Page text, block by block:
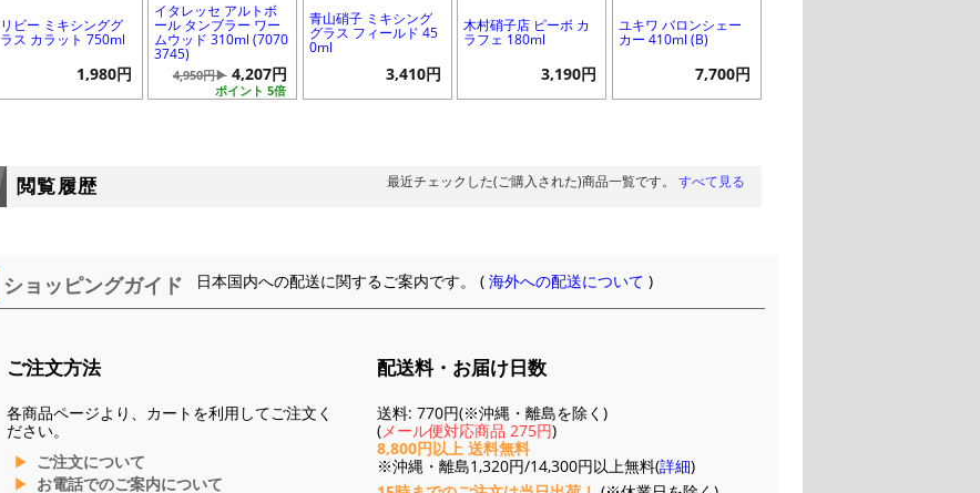
リビー ミキシンググ
ラス カラット 750ml
1,980円
イタレッセ アルトボ
ール タンブラー ワー
ムウッド 310ml (7070
3745)
ポイント 5倍
4,950円▶ 4,207円
青山硝子 ミキシング
グラス フィールド 45
0ml
3,410円
木村硝子店 ピーボ カ
ラフェ 180ml
3,190円
ユキワ バロンシェー
カー 410ml (B)
7,700円
閲覧履歴 最近チェックした(ご購入された)商品一覧です。 すべて見る
ショッピングガイド 日本国内への配送に関するご案内です。 (海外への配送について )
ご注文方法
各商品ページより、カートを利用してご注文く
ださい。
ご注文について
お電話でのご案内について
配送料・お届け日数
送料: 770円(※沖縄・離島を除く)
(メール便対応商品 275円)
8,800円以上 送料無料
※沖縄・離島1,320円/14,300円以上無料(詳細)